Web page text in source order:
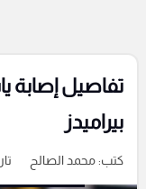
تفاصيل إصابة
بيراميدز
كتب:محمد الصالح